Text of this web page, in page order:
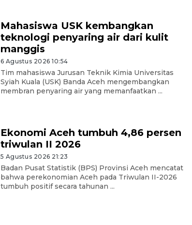
Mahasiswa USK kembangkan
teknologi penyaring air dari kulit
manggis
6 Agustus 2026 10:54
Tim mahasiswa Jurusan Teknik Kimia Universitas
Syiah Kuala (USK) Banda Aceh mengembangkan
membran penyaring air yang memanfaatkan ...
Ekonomi Aceh tumbuh 4,86 persen
triwulan II 2026
5 Agustus 2026 21:23
Badan Pusat Statistik (BPS) Provinsi Aceh mencatat
bahwa perekonomian Aceh pada Triwulan II-2026
tumbuh positif secara tahunan ...